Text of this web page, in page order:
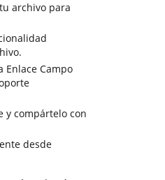
archivo para
Campo
y compártelo con
desde